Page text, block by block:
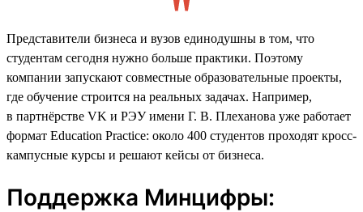
Представители бизнеса и вузов единодушны в том, что
студентам сегодня нужно больше практики. Поэтому
компании запускают совместные образовательные проекты,
где обучение строится на реальных задачах. Например,
в партнёрстве VK и РЭУ имени Г. В. Плеханова уже работает
формат Education Practice: около 400 студентов проходят кросс-
кампусные курсы и решают кейсы от бизнеса.
Поддержка Минцифры: